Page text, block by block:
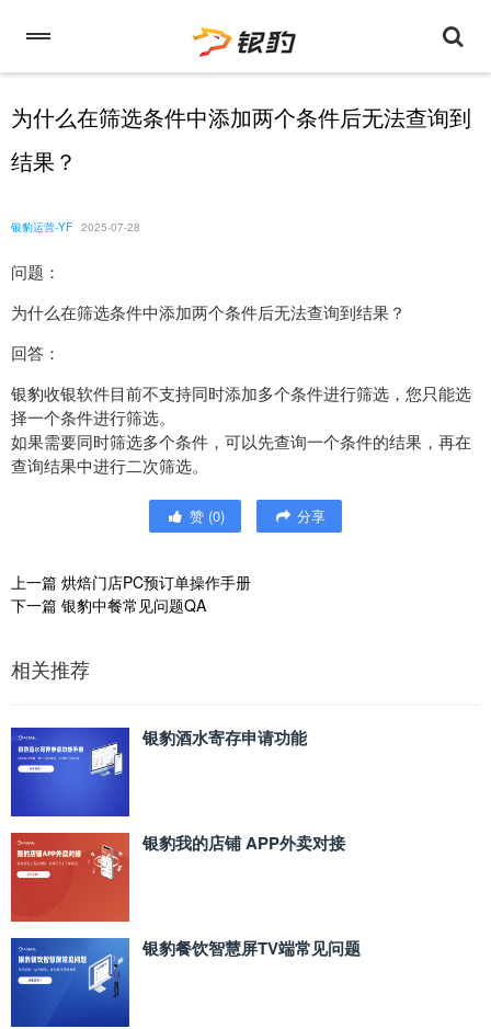
为什么在筛选条件中添加两个条件后无法查询到
结果？
银豹运营-YF 2025-07-28
问题：
为什么在筛选条件中添加两个条件后无法查询到结果？
回答：
银豹收银软件目前不支持同时添加多个条件进行筛选，您只能选
择一个条件进行筛选。
如果需要同时筛选多个条件，可以先查询一个条件的结果，再在
查询结果中进行二次筛选。
赞 (0) 分享
上一篇 烘焙门店PC预订单操作手册
下一篇 银豹中餐常见问题QA
相关推荐
银豹酒水寄存申请功能
银豹我的店铺 APP外卖对接
银豹餐饮智慧屏TV端常见问题